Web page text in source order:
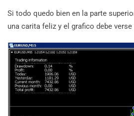
Si todo quedo bien en la parte
una carita feliz y el grafico debe